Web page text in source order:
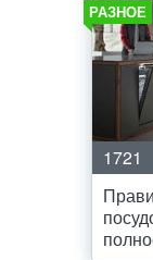
РАЗНОЕ
1721